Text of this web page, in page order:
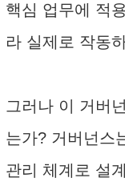
핵심 업무에 적
라 실제로 작동
그러나 이 거버
는가? 거버넌스
관리 체계로 설